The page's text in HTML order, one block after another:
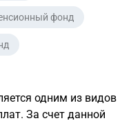
фонд
одним из видов
За счет данной